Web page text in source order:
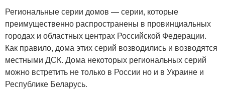
Региональные серии домов — серии, которые
преимущественно распространены в провинциальных
городах и областных центрах Российской Федерации.
Как правило, дома этих серий возводились и возводятся
местными ДСК. Дома некоторых региональных серий
можно встретить не только в России но и в Украине и
Республике Беларусь.